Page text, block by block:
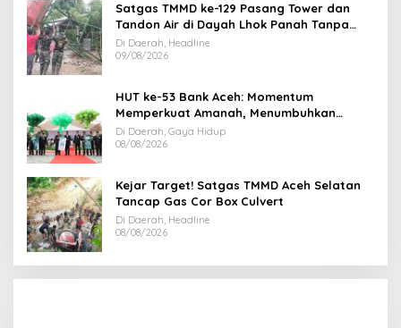
Satgas TMMD ke-129 Pasang Tower dan
Tandon Air di Dayah Lhok Panah Tanpa
Jeda
Di Daerah, Headline
09/08/2026
HUT ke-53 Bank Aceh: Momentum
Memperkuat Amanah, Menumbuhkan
Keberkahan Bagi Aceh
Di Daerah, Gaya Hidup
08/08/2026
Kejar Target! Satgas TMMD Aceh Selatan
Tancap Gas Cor Box Culvert
Di Daerah, Headline
08/08/2026